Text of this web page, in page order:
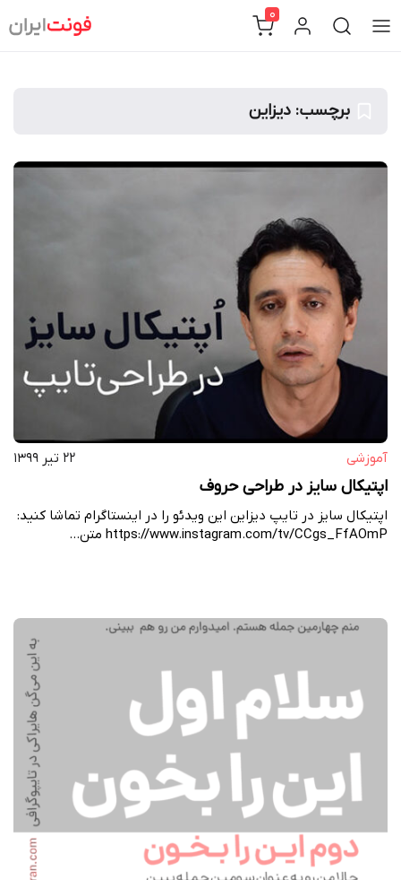
to
0
برچسب: دیزاین
آموزشی ۲۲ تیر ۱۳۹۹
اپتیکال سایز در طراحی حروف
اپتیکال سایز در تایپ دیزاین این ویدئو را در اینستاگرام تماشا کنید:
https://www.instagram.com/tv/CCgs_FfAOmP متن…